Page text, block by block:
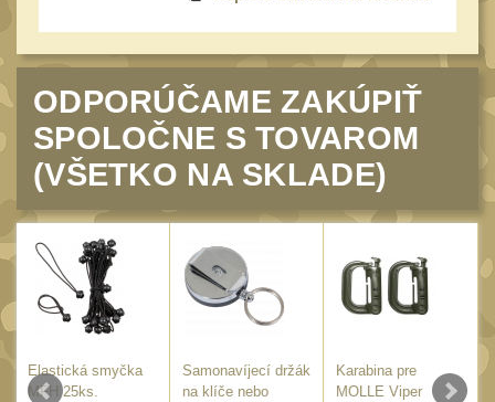
Dvojnožky pro picatinny
Dvojnožky pro M-LOK
Dvojnožky pro Keymod
2
Dvojnožky na otočný
čep
15
Popruhy a poutka40
Príslušenstvo
OPTIKY(145)
ODPORÚČAME ZAKÚPIŤ
SPOLOČNE S TOVAROM
(VŠETKO NA SKLADE)
Elastická smyčka
MFH 25ks.
Samonavíjecí držák
na klíče nebo
Karabina pre
MOLLE Viper